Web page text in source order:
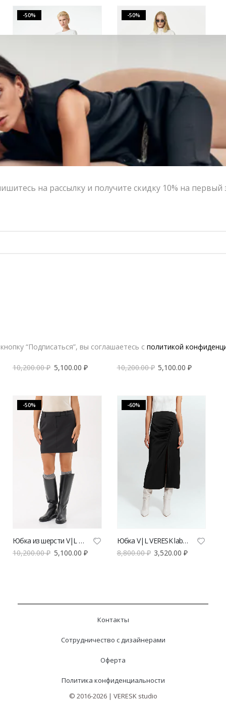
-50%
13,800.00₽ 6,900.00
-50%
13,800.00
₽
10,200.00₽ 5,100.00 ₽
10,200.00₽ 5,100.00₽
-50%
Юбка из шерсти V|L черная
10,200.00₽ 5,100.00 ₽
-60%
Юбка V|L VERESK label с драпировкой
8,800.00₽ 3,520.00₽
Контакты
Сотрудничество с дизайнерами
Оферта
Политика конфиденциальности
© 2016-2026 | VERESK studio
на рассылку и получите скидку 10% на первый
“Подписаться”, вы соглашаетесь с политикой